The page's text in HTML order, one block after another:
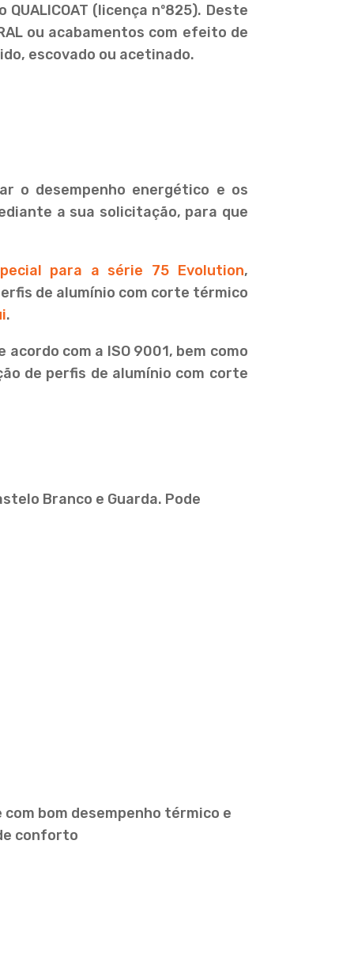
(licença nº825). Deste
ou acabamentos com efeito de
escovado ou acetinado.
o desempenho energético e os
a sua solicitação, para que
para a série 75 Evolution,
de alumínio com corte térmico
.
com a ISO 9001, bem como
de perfis de alumínio com corte
Branco e Guarda. Pode
bom desempenho térmico e
conforto